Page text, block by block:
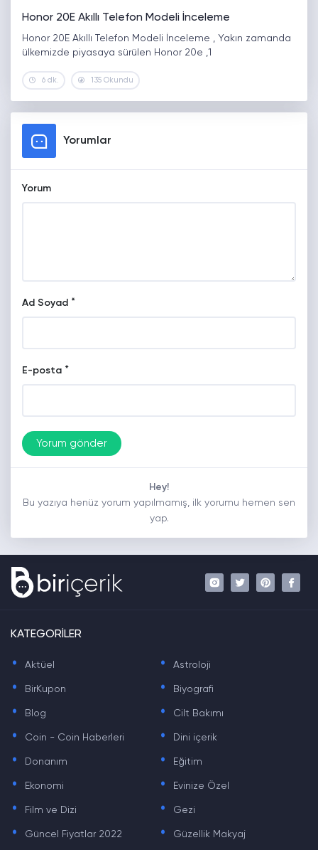
Honor 20E Akıllı Telefon Modeli İnceleme
Honor 20E Akıllı Telefon Modeli İnceleme , Yakın zamanda
ülkemizde piyasaya sürülen Honor 20e ,1
6 dk. 135 Okundu
Yorumlar
Yorum
Ad Soyad *
E-posta *
Hey!
Bu yazıya henüz yorum yapılmamış, ilk yorumu hemen sen
yap.
KATEGORİLER
. Aktüel . Astroloji
. BirKupon . Biyografi
. Blog . Cilt Bakımı
. Coin - Coin Haberleri . Dini içerik
. Donanım . Eğitim
. Ekonomi . Evinize Özel
. Film ve Dizi . Gezi
. Güncel Fiyatlar 2022 . Güzellik Makyaj